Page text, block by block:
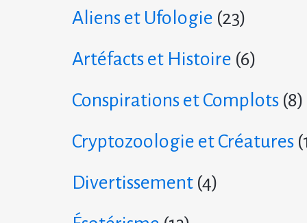
Aliens et Ufologie (23)
Artéfacts et Histoire (6)
Conspirations et Complots (8)
Cryptozoologie et Créatures
Divertissement (4)